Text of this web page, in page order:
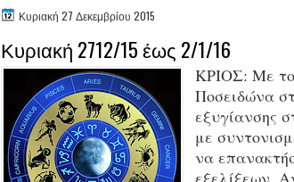
Κυριακή 27 Δεκεμβρίου 2015
Κυριακή 2712/15 έως 2/1/16
ΚΡΙΟΣ: Με
Ποσειδώνα
εξυγίανσης
με
να
εξελίξεων.